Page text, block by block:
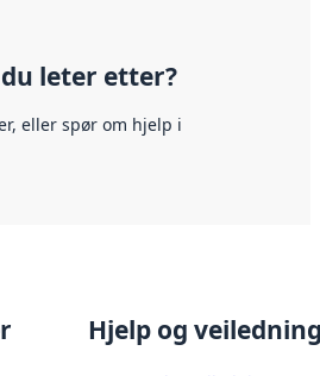
leter etter?
eller spør om hjelp i
Hjelp og